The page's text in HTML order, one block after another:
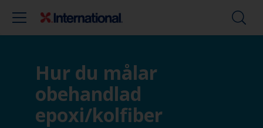
Hur du målar
obehandlad
epoxi/kolfiber